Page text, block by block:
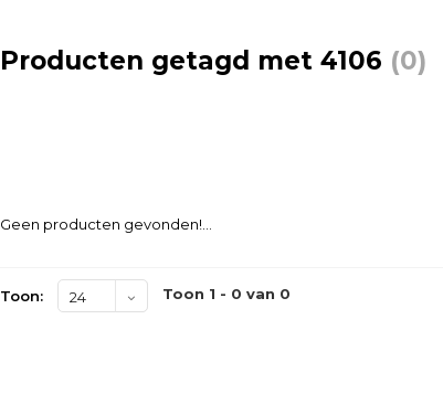
Producten getagd met 4106 (0)
Geen producten gevonden!...
Toon: 24 Toon 1 - 0 van 0